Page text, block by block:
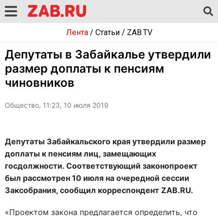
Лента/ Статьи/ ZAB.TV
Депутаты в Забайкалье утвердили
размер доплаты к пенсиям
чиновников
Общество, 11:23, 10 июля 2019
Депутаты Забайкальского края утвердили размер
доплаты к пенсиям лиц, замещающих
госдолжности. Соответствующий законопроект
был рассмотрен 10 июля на очередной сессии
Заксобрания, сообщил корреспондент ZAB.RU.
«Проектом закона предлагается определить, что